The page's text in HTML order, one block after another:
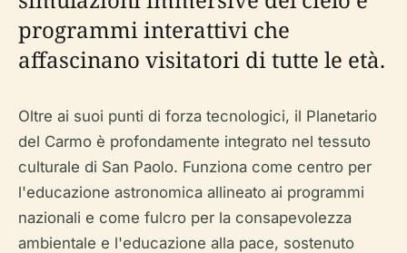
programmi interattivi che
affascinano visitatori di tutte le età.
Oltre ai suoi punti di forza tecnologici, il Planetario
del Carmo è profondamente integrato nel tessuto
culturale di San Paolo. Funziona come centro per
l'educazione astronomica allineato ai programmi
nazionali e come fulcro per la consapevolezza
ambientale e l'educazione alla pace, sostenuto